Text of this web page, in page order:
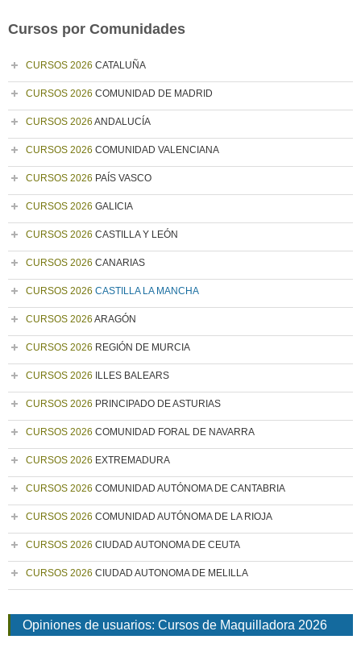
Cursos por Comunidades
CURSOS 2026 CATALUÑA
CURSOS 2026 COMUNIDAD DE MADRID
CURSOS 2026 ANDALUCÍA
CURSOS 2026 COMUNIDAD VALENCIANA
CURSOS 2026 PAÍS VASCO
CURSOS 2026 GALICIA
CURSOS 2026 CASTILLA Y LEÓN
CURSOS 2026 CANARIAS
CURSOS 2026 CASTILLA LA MANCHA
CURSOS 2026 ARAGÓN
CURSOS 2026 REGIÓN DE MURCIA
CURSOS 2026 ILLES BALEARS
CURSOS 2026 PRINCIPADO DE ASTURIAS
CURSOS 2026 COMUNIDAD FORAL DE NAVARRA
CURSOS 2026 EXTREMADURA
CURSOS 2026 COMUNIDAD AUTÓNOMA DE CANTABRIA
CURSOS 2026 COMUNIDAD AUTÓNOMA DE LA RIOJA
CURSOS 2026 CIUDAD AUTONOMA DE CEUTA
CURSOS 2026 CIUDAD AUTONOMA DE MELILLA
Opiniones de usuarios: Cursos de Maquilladora 2026